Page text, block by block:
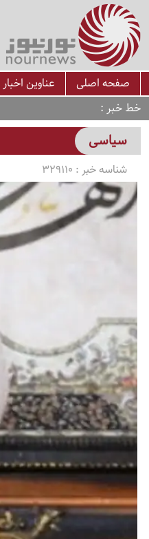
صفحه اصلی عناوین اخبار
خط خبر
سیاسی
شناسه خبر : 329110